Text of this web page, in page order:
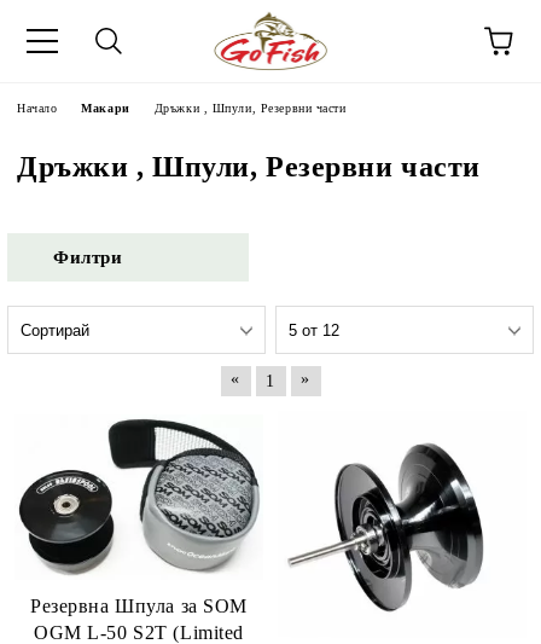
Начало Макари Дръжки , Шпули, Резервни части
Дръжки , Шпули, Резервни части
Филтри
« 1 »
Резервна Шпула за SOM
OGM L-50 S2T (Limited